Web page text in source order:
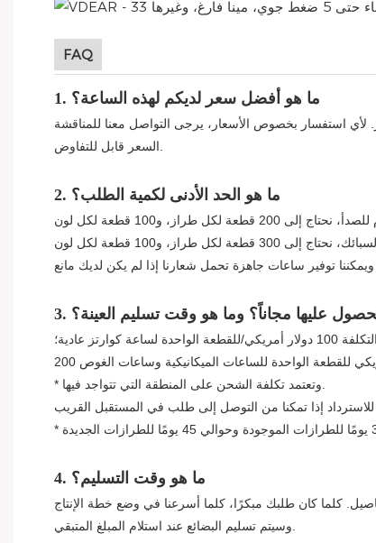
FAQ
1. ما هو أفضل سعر لديكم لهذه الساعة؟
2. ما هو الحد الأدنى لكمية الطلب؟
عليها مجاناً؟ وما هو وقت تسليم العينة؟
كوارتز عادية؛
للاسترداد إذا تمكنا من التوصل إلى طلب في المستقبل القريب
4. ما هو وقت التسليم؟